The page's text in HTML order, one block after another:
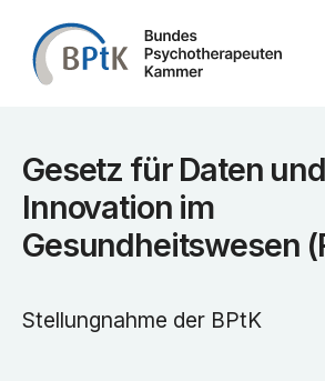
Zum Inhalt springen
Gesetz für Daten
Innovation im
Gesundheitswesen
Stellungnahme der BPtK